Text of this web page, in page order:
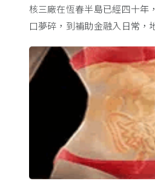
核三廠在恆春半島已經四十年
口夢碎，到補助金融入日常，
過田野故事，看見核電、 ...